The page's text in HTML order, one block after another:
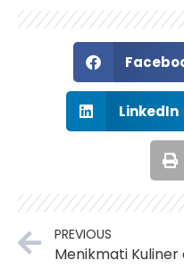
LinkedIn
PREVIOUS